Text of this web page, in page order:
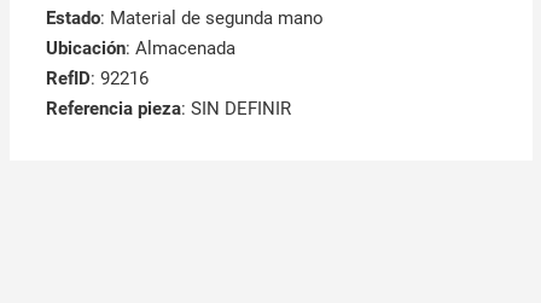
Estado: Material de segunda mano
Ubicación: Almacenada
RefID: 92216
Referencia pieza: SIN DEFINIR